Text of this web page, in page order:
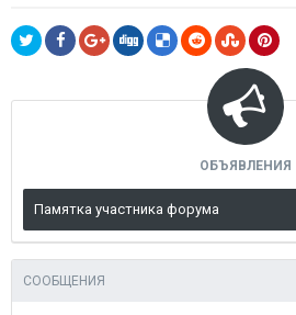
ОБЪЯВЛЕНИЯ
Памятка участника форума
СООБЩЕНИЯ